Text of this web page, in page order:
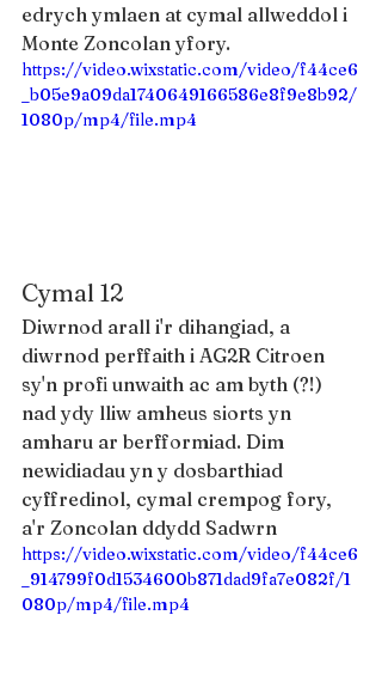
edrych ymlaen at cymal allweddol i
Monte Zoncolan yfory.
https://video.wixstatic.com/video/f44ce6
_b05e9a09da1740649166586e8f9e8b92/
1080p/mp4/file.mp4
Cymal 12
Diwrnod arall i'r dihangiad, a
diwrnod perffaith i AG2R Citroen
sy'n profi unwaith ac am byth (?!)
nad ydy lliw amheus siorts yn
amharu ar berfformiad. Dim
newidiadau yn y dosbarthiad
cyffredinol, cymal crempog fory,
a'r Zoncolan ddydd Sadwrn
https://video.wixstatic.com/video/f44ce6
_914799f0d1534600b871dad9fa7e082f/1
080p/mp4/file.mp4